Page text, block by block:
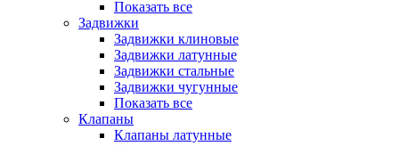
Показать все
Задвижки
Задвижки клиновые
Задвижки латунные
Задвижки стальные
Задвижки чугунные
Показать все
Клапаны
Клапаны латунные